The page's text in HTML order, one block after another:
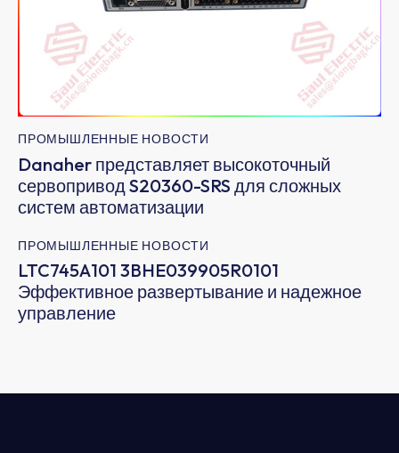
ПРОМЫШЛЕННЫЕ НОВОСТИ
Danaher представляет высокоточный
сервопривод S20360-SRS для сложных
систем автоматизации
ПРОМЫШЛЕННЫЕ НОВОСТИ
LTC745A101 3BHE039905R0101
Эффективное развертывание и надежное
управление